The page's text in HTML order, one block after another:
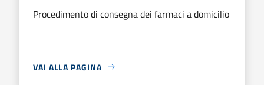
Procedimento di consegna dei farmaci a domicilio
VAI ALLA PAGINA